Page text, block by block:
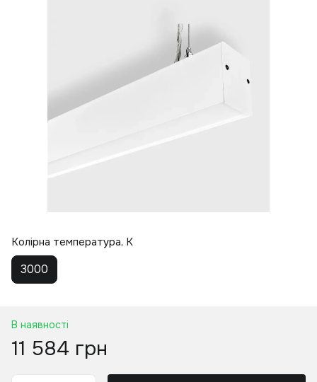
Колірна температура, K
3000
В наявності
11 584 грн